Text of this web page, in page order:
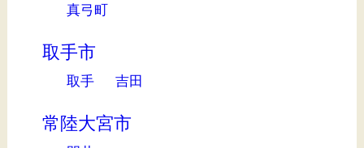
真弓町
取手市
取手 吉田
常陸大宮市